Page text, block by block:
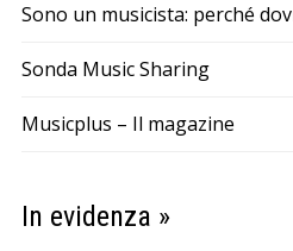
Sono un musicista: perché
Sonda Music Sharing
Musicplus – Il magazine
In evidenza »